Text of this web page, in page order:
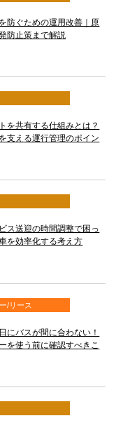
防ぐための運用改善｜原
防止策まで解説
を共有する仕組みとは？
支える運行管理のポイン
ス送迎の時間調整で困っ
を効率化する考え方
/リース
にバスが間に合わない！
を使う前に確認すべきこ